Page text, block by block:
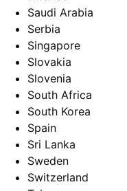
Saudi Arabia
Serbia
Singapore
Slovakia
Slovenia
South Africa
South Korea
Spain
Sri Lanka
Sweden
Switzerland